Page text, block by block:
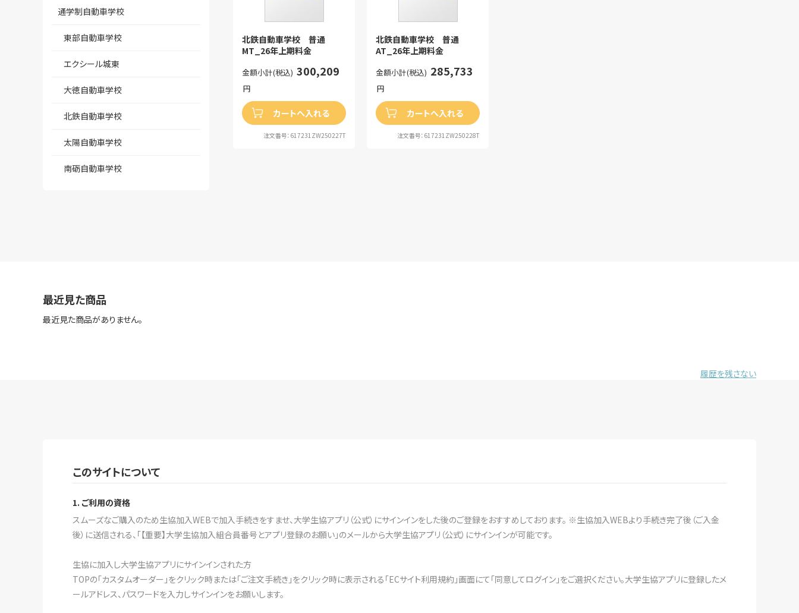
通学制自動車学校
東部自動車学校
エクシール城東
大徳自動車学校
北鉄自動車学校
太陽自動車学校
南砺自動車学校
北鉄自動車学校 普通
MT_26年上期料金
金額小計(税込) 300,209
円
カートへ入れる
注文番号：617231ZW250227T
北鉄自動車学校 普通
AT_26年上期料金
金額小計(税込) 285,733
円
カートへ入れる
注文番号：617231ZW250228T
最近見た商品
最近見た商品がありません。
履歴を残さない
このサイトについて
1. ご利用の資格
スムーズなご購入のため生協加入WEBで加入手続きをすませ、大学生協アプリ（公式）にサインインをした後のご登録をおすすめしております。 ※生協加入WEBより手続き完了後（ご入金
後）に送信される、「【重要】大学生協加入組合員番号とアプリ登録のお願い」のメールから大学生協アプリ（公式）にサインインが可能です。
生協に加入し大学生協アプリにサインインされた方
TOPの「カスタムオーダー」をクリック時または「ご注文手続き」をクリック時に表示される「ECサイト利用規約」画面にて「同意してログイン」をご選択ください。大学生協アプリに登録したメ
ールアドレス、パスワードを入力しサインインをお願いします。